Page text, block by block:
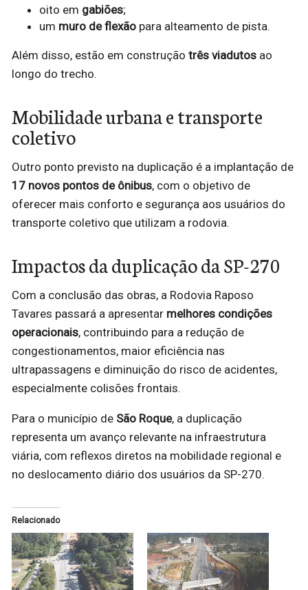
oito em gabiões;
um muro de flexão para alteamento de pista.
Além disso, estão em construção três viadutos ao
longo do trecho.
Mobilidade urbana e transporte
coletivo
Outro ponto previsto na duplicação é a implantação de
17 novos pontos de ônibus, com o objetivo de
oferecer mais conforto e segurança aos usuários do
transporte coletivo que utilizam a rodovia.
Impactos da duplicação da SP-270
Com a conclusão das obras, a Rodovia Raposo
Tavares passará a apresentar melhores condições
operacionais, contribuindo para a redução de
congestionamentos, maior eficiência nas
ultrapassagens e diminuição do risco de acidentes,
especialmente colisões frontais.
Para o município de São Roque, a duplicação
representa um avanço relevante na infraestrutura
viária, com reflexos diretos na mobilidade regional e
no deslocamento diário dos usuários da SP-270.
Relacionado